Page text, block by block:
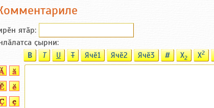
ятӑp:
ҫырни:
B T U T Ячӗ1 Ячӗ2 Ячӗ3 # X2 X2